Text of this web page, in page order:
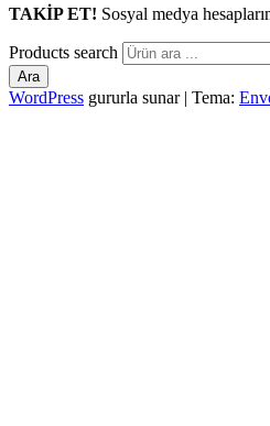
TAKİP ET! Sosyal medya
Products search
Ara
WordPress gururla sunar | Tema: